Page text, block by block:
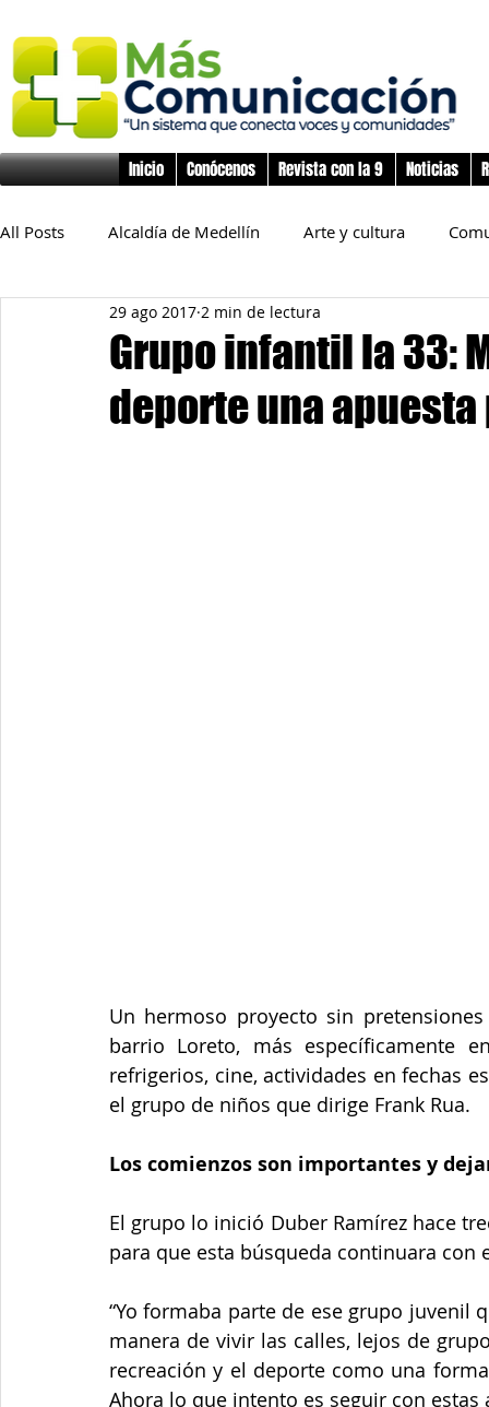
Inicio Conócenos Revista con la 9 Noticias
All Posts Alcaldía de Medellín Arte y cultura
Educación Derechos Humanos
Inclusión Social Infancia y preadolescencia
Grupo infantil la 33:
deporte una
29 ago 2017 2 min de lectura
Un hermoso proyecto sin
barrio Loreto, más específicamente
refrigerios, cine, actividades en fechas
el grupo de niños que dirige Frank Rua.
Los comienzos son importantes y
El grupo lo inició Duber Ramírez hace
para que esta búsqueda continuara con
“Yo formaba parte de ese grupo juvenil
manera de vivir las calles, lejos de
recreación y el deporte como una
Ahora lo que intento es seguir con